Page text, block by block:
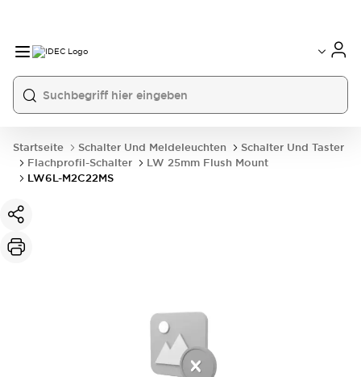
Startseite Schalter Und Meldeleuchten
Schalter Und Taster
Flachprofil-Schalter
LW 25mm Flush Mount
LW6L-M2C22MS